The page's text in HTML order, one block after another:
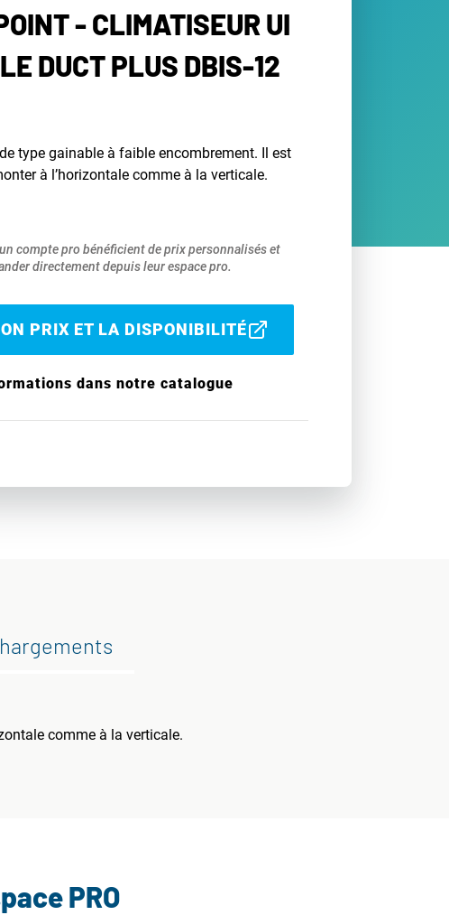
- CLIMATISEUR UI
DUCT PLUS DBIS-12
type gainable à faible encombrement. Il est
à l’horizontale comme à la verticale.
compte pro bénéficient de prix personnalisés et
directement depuis leur espace pro.
PRIX ET LA DISPONIBILITÉ
dans notre catalogue
comme à la verticale.
PRO